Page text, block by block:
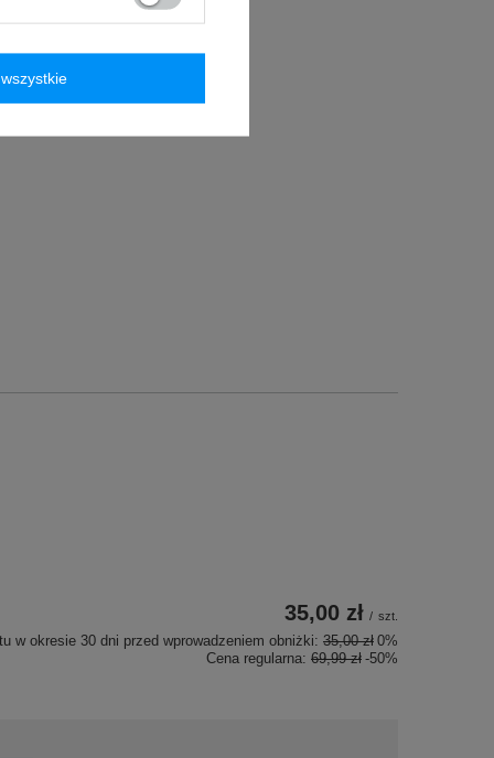
35,00 zł / szt.
w okresie 30 dni przed wprowadzeniem obniżki: 35,00 zł 0%
Cena regularna: 69,99 zł -50%